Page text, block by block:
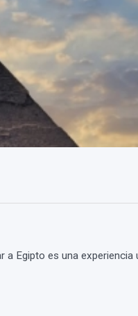
Egipto es una